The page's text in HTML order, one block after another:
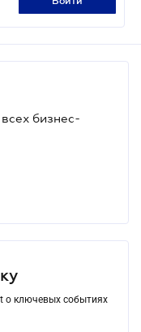
бизнес-
о ключевых событиях